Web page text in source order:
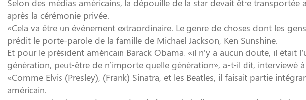
Selon des médias américains, la dépouille de la star devait être
après la cérémonie privée.
«Cela va être un événement extraordinaire. Le genre de choses dont les
prédit le porte-parole de la famille de Michael Jackson, Ken Sunshine.
Et pour le président américain Barack Obama, «il n’y a aucun doute, il était
génération, peut-être de n’importe quelle génération», a-t-il dit, interviewé
«Comme Elvis (Presley), (Frank) Sinatra, et les Beatles, il faisait partie
américain.